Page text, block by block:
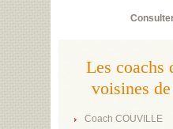
Les coachs
voisines
Coach COUVILLE